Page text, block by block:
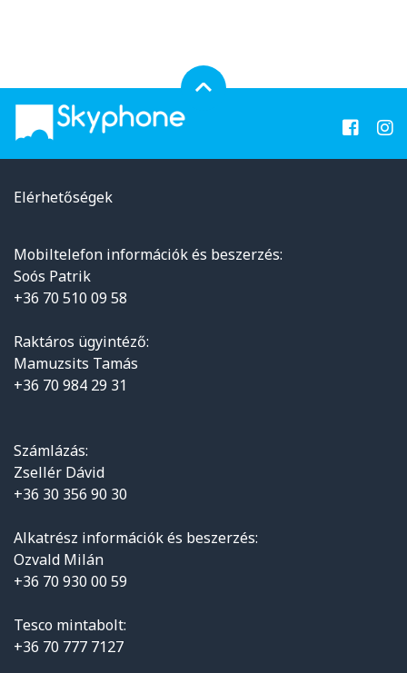
Elérhetőségek
Mobiltelefon információk és beszerzés:
Soós Patrik
+36 70 510 09 58
Raktáros ügyintéző:
Mamuzsits Tamás
+36 70 984 29 31
Számlázás:
Zsellér Dávid
+36 30 356 90 30
Alkatrész információk és beszerzés:
Ozvald Milán
+36 70 930 00 59
Tesco mintabolt:
+36 70 777 7127